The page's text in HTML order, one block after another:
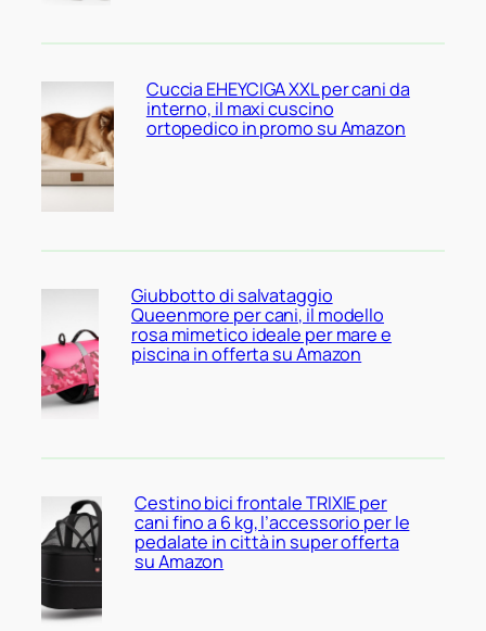
Cuccia EHEYCIGA XXL per cani da
interno, il maxi cuscino
ortopedico in promo su Amazon
Giubbotto di salvataggio
Queenmore per cani, il modello
rosa mimetico ideale per mare e
piscina in offerta su Amazon
Cestino bici frontale TRIXIE per
cani fino a 6 kg, l’accessorio per le
pedalate in città in super offerta
su Amazon